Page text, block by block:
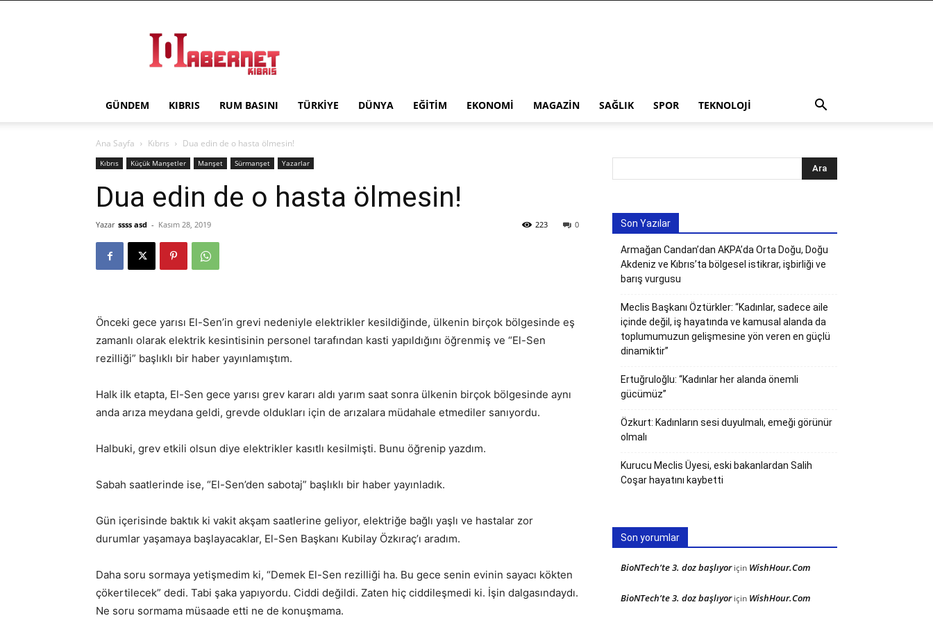
Kıbrıs
GÜNDEM KIBRIS RUM BASINI TÜRKIYE DÜNYA EĞITIM EKONOMI MAGAZIN SAĞLIK SPOR TEKNOLOJI
Ana Sayfa Kıbrıs Dua edin de o hasta ölmesin!
Kıbrıs Küçük Manşetler Manşet Sürmanşet Yazarlar
Dua edin de o hasta ölmesin!
Yazar ssss asd - Kasım 28, 2019 0
223
Önceki gece yarısı El-Sen’in grevi nedeniyle elektrikler kesildiğinde, ülkenin birçok bölgesinde eş
zamanlı olarak elektrik kesintisinin personel tarafından kasti yapıldığını öğrenmiş ve “El-Sen
rezilliği” başlıklı bir haber yayınlamıştım.
Halk ilk etapta, El-Sen gece yarısı grev kararı aldı yarım saat sonra ülkenin birçok bölgesinde aynı
anda arıza meydana geldi, grevde oldukları için de arızalara müdahale etmediler sanıyordu.
Halbuki, grev etkili olsun diye elektrikler kasıtlı kesilmişti. Bunu öğrenip yazdım.
Sabah saatlerinde ise, “El-Sen’den sabotaj” başlıklı bir haber yayınladık.
Gün içerisinde baktık ki vakit akşam saatlerine geliyor, elektriğe bağlı yaşlı ve hastalar zor
durumlar yaşamaya başlayacaklar, El-Sen Başkanı Kubilay Özkıraç’ı aradım.
Daha soru sormaya yetişmedim ki, “Demek El-Sen rezilliği ha. Bu gece senin evinin sayacı kökten
çökertilecek” dedi. Tabi şaka yapıyordu. Ciddi değildi. Zaten hiç ciddileşmedi ki. İşin dalgasındaydı.
Ne soru sormama müsaade etti ne de konuşmama.
Son Yazılar
Armağan Candan’dan AKPA’da Orta Doğu, Doğu
Akdeniz ve Kıbrıs’ta bölgesel istikrar, işbirliği ve
barış vurgusu
Meclis Başkanı Öztürkler: “Kadınlar, sadece aile
içinde değil, iş hayatında ve kamusal alanda da
toplumumuzun gelişmesine yön veren en güçlü
dinamiktir”
Ertuğruloğlu: “Kadınlar her alanda önemli
gücümüz”
Özkurt: Kadınların sesi duyulmalı, emeği görünür
olmalı
Kurucu Meclis Üyesi, eski bakanlardan Salih
Coşar hayatını kaybetti
Son yorumlar
BioNTech’te 3. doz başlıyoriçin WishHour.Com
BioNTech’te 3. doz başlıyoriçin WishHour.Com